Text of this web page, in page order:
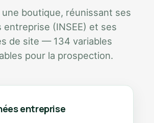
boutique, réunissant ses
entreprise (INSEE) et ses
de site — 134 variables
pour la prospection.
entreprise